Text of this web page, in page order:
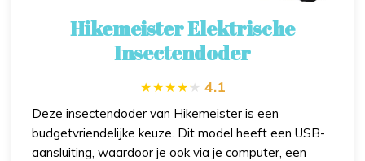
Hikemeister Elektrische
Insectendoder
4.1
Deze insectendoder van Hikemeister is een
budgetvriendelijke keuze. Dit model heeft een USB-
aansluiting, waardoor je ook via je computer, een